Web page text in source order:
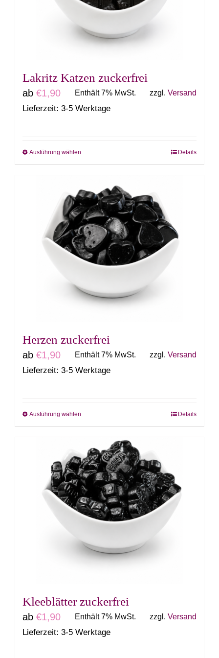
können
auf
der
werden
Lakritz Katzen zuckerfrei
ab €1,90 Enthält 7% MwSt. zzgl. Versand
Lieferzeit: 3-5 Werktage
Ausführung wählen
mehrere
Varianten
auf.
Die
Optionen
auf
der
werden
Details
Herzen zuckerfrei
ab €1,90 Enthält 7% MwSt. zzgl. Versand
Lieferzeit: 3-5 Werktage
Ausführung wählen
weist
mehrere
Varianten
auf.
Die
Optionen
auf
werden
Details
Kleeblätter zuckerfrei
ab €1,90 Enthält 7% MwSt. zzgl. Versand
Lieferzeit: 3-5 Werktage